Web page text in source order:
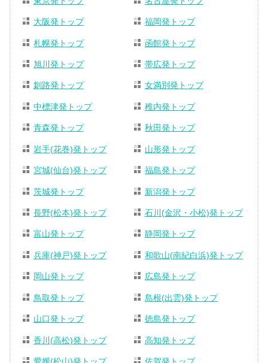
大阪発トップ 福岡発トップ
札幌発トップ 函館発トップ
旭川発トップ 帯広発トップ
釧路発トップ 女満別発トップ
中標津発トップ 稚内発トップ
青森発トップ 秋田発トップ
岩手(花巻)発トップ 山形発トップ
宮城(仙台)発トップ 福島発トップ
茨城発トップ 新潟発トップ
長野(松本)発トップ 石川(金沢・小松)発トップ
富山発トップ 静岡発トップ
兵庫(神戸)発トップ 和歌山(南紀白浜)発トップ
岡山発トップ 広島発トップ
鳥取発トップ 島根(出雲)発トップ
山口発トップ 徳島発トップ
香川(高松)発トップ 高知発トップ